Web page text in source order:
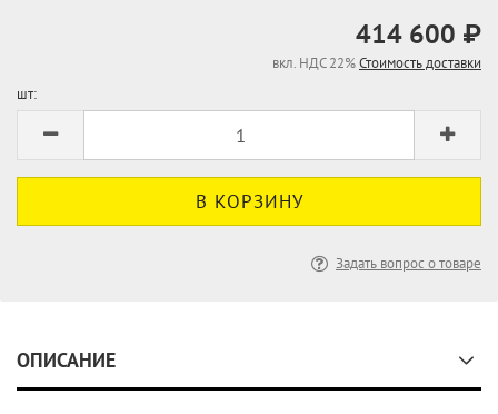
414 600 ₽
вкл. НДС 22%Стоимость доставки
шт:
Задать вопрос о товаре
ОПИСАНИЕ